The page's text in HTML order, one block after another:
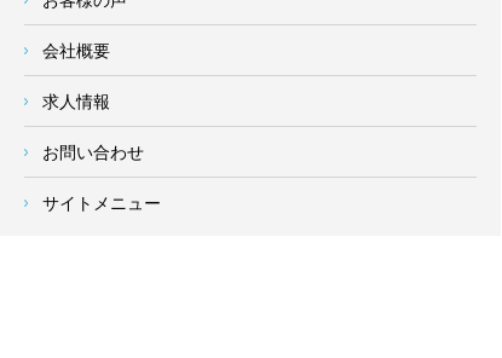
会社概要
求人情報
お問い合わせ
サイトメニュー